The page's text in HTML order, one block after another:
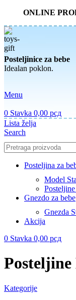
ONLINE
Posteljinice za bebe
Idealan poklon.
Menu
0 Stavka 0,00 рсд
Lista želja
Search
Posteljina za
Model
Gnezdo za bebe
Gnezda
Akcija
0 Stavka 0,00 рсд
Kategorije